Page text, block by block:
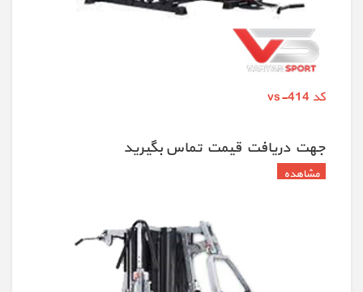
کد vs-414
جهت دريافت قيمت تماس بگيريد